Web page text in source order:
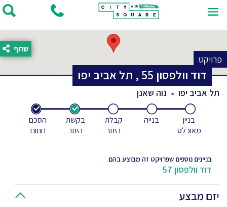
פרויקט
דוד וולפסון 55
, תל אביב יפו
שתף
תל אביב יפו נוה שאנן
בניין
מאוכלס
בנייה
קבלת
היתר
בקשת
היתר
הסכם
חתום
בניינים נוספים שפרויקט זה מבוצע בהם
דוד וולפסון 57
יזם מבצע